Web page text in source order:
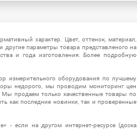
характер. Цвет, оттенок, материал,
другие параметры товара представленого на
и года изготовления. Более подробную
измерительного оборудования по лучшему
недорого, мы проводим мониторинг цен
Мы продаем только качественные товары по
как последние новинки, так и проверенные
- если на другом интернет-ресурсе (доска